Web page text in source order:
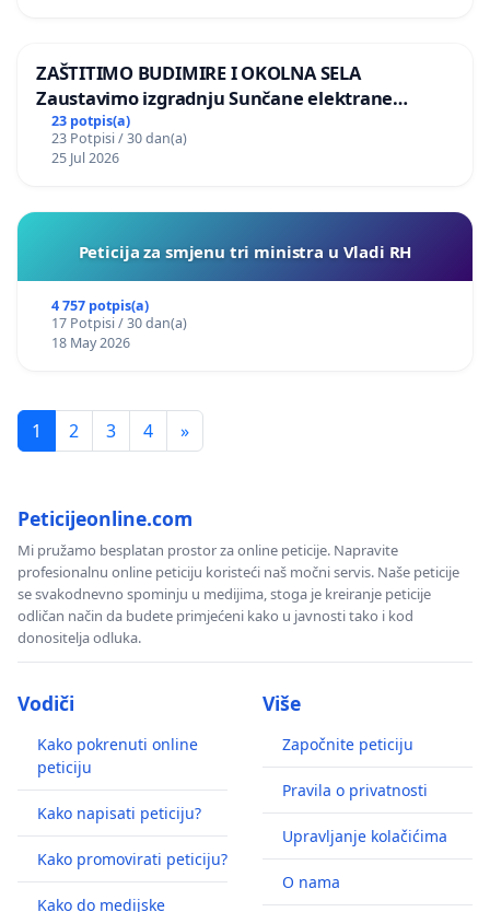
ZAŠTITIMO BUDIMIRE I OKOLNA SELA
Zaustavimo izgradnju Sunčane elektrane
Vedrine na području Ugljana
23 potpis(a)
23 Potpisi / 30 dan(a)
25 Jul 2026
Peticija za smjenu tri ministra u Vladi RH
4 757 potpis(a)
17 Potpisi / 30 dan(a)
18 May 2026
1 2 3 4 »
Peticijeonline.com
Mi pružamo besplatan prostor za online peticije. Napravite
profesionalnu online peticiju koristeći naš močni servis. Naše peticije
se svakodnevno spominju u medijima, stoga je kreiranje peticije
odličan način da budete primjećeni kako u javnosti tako i kod
donositelja odluka.
Vodiči
Kako pokrenuti online
peticiju
Kako napisati peticiju?
Kako promovirati peticiju?
Kako do medijske
Više
Započnite peticiju
Pravila o privatnosti
Upravljanje kolačićima
O nama